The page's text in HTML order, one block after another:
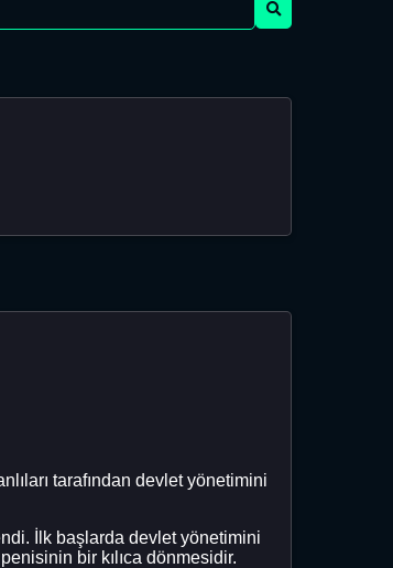
tarafından devlet yönetimini
İlk başlarda devlet yönetimini
bir kılıca dönmesidir.